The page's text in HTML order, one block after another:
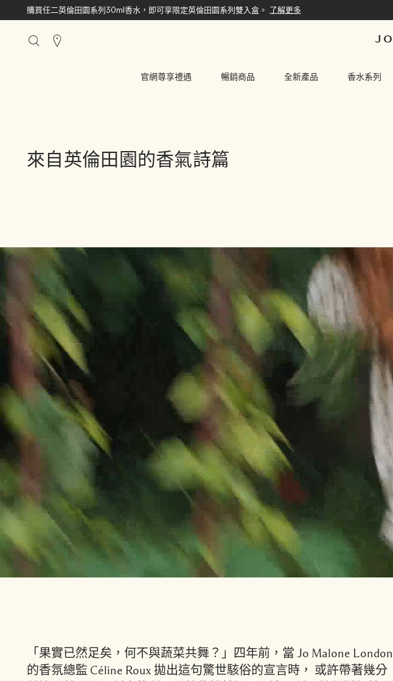
購買任二英倫田園系列30ml香水，即可享限定英倫田園系列雙入盒。 了解更多
官網尊享禮遇 暢銷商品 全新產品 香水系列
搜
來自英倫田園的香氣詩篇
「果實已然足矣，何不與蔬菜共舞？」四年前，當 Jo Malone London
的香氛總監 Céline Roux 拋出這句驚世駭俗的宣言時， 或許帶著幾分